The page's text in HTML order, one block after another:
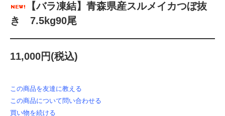
【バラ凍結】青森県産スルメイカつぼ抜
き 7.5kg90尾
11,000円(税込)
この商品を友達に教える
この商品について問い合わせる
買い物を続ける